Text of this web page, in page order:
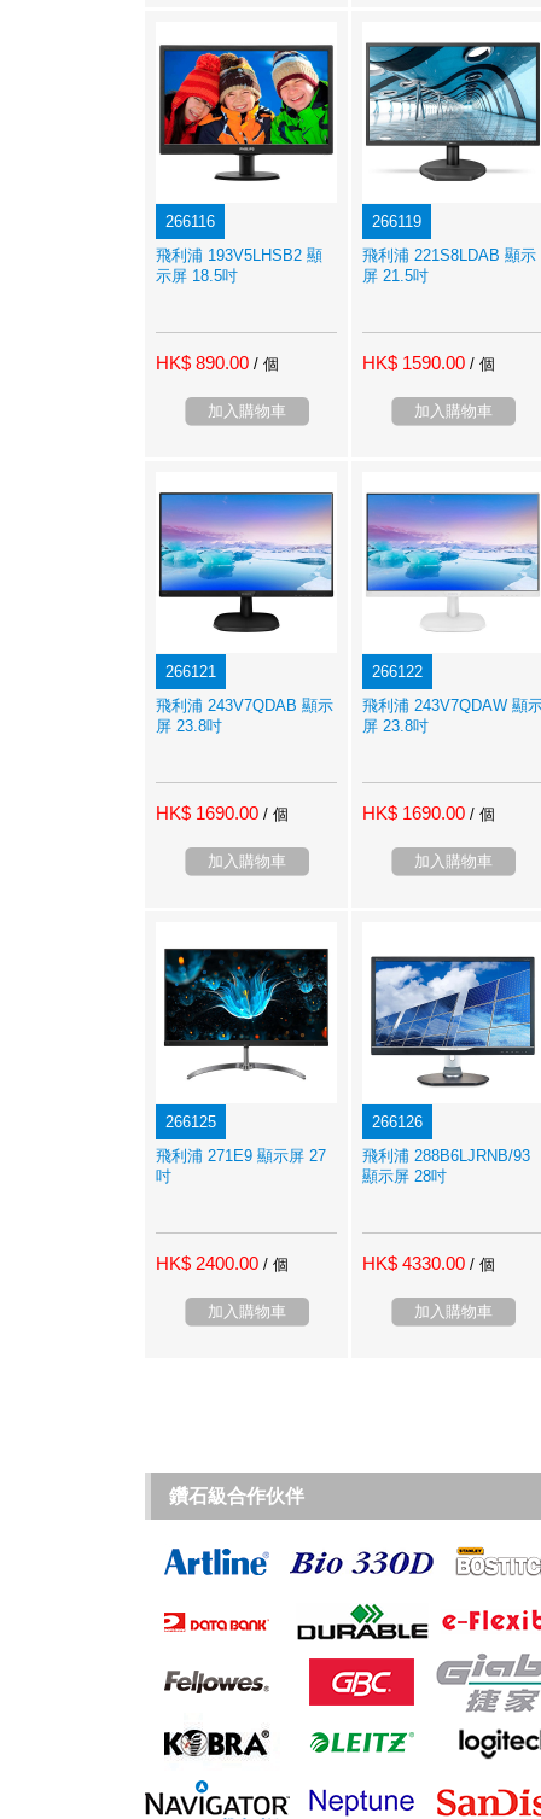
266116
飛利浦 193V5LHSB2 顯
示屏 18.5吋
HK$ 890.00 / 個
加入購物車
266119
飛利浦 221S8LDAB 顯示
屏 21.5吋
HK$ 1590.00 / 個
加入購物車
266121
飛利浦 243V7QDAB 顯示
屏 23.8吋
HK$ 1690.00 / 個
加入購物車
266122
飛利浦 243V7QDAW 顯
屏 23.8吋
HK$ 1690.00 / 個
加入購物車
266125
飛利浦 271E9 顯示屏 27
吋
HK$ 2400.00 / 個
加入購物車
266126
飛利浦 288B6LJRNB/93
顯示屏 28吋
HK$ 4330.00 / 個
加入購物車
鑽石級合作伙伴